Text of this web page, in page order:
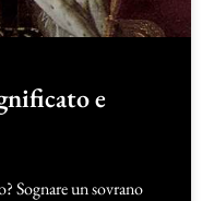
e
Sognare un sovrano